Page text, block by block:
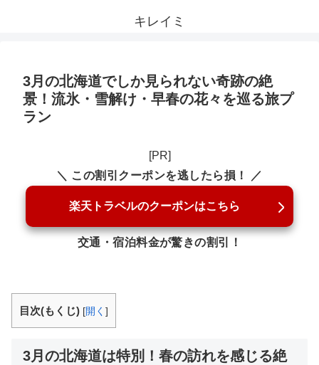
キレイミ
3月の北海道でしか見られない奇跡の絶
景！流氷・雪解け・早春の花々を巡る旅プ
ラン
[PR]
＼ この割引クーポンを逃したら損！ ／
楽天トラベルのクーポンはこちら
交通・宿泊料金が驚きの割引！
目次(もくじ) [開く ]
3月の北海道は特別！春の訪れを感じる絶